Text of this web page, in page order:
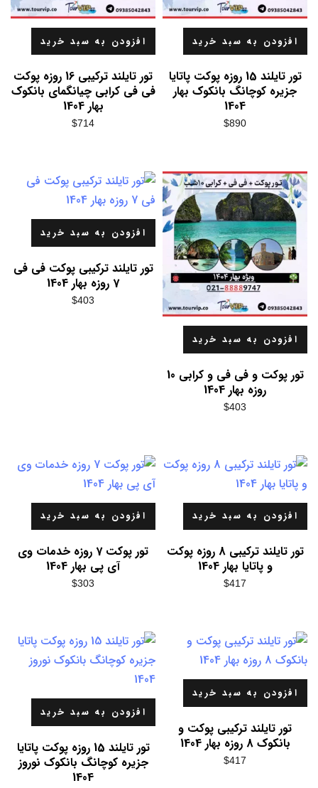
افزودن به سبد خرید
تور تایلند 15 روزه پوکت پاتایا
جزیره کوچانگ بانکوک بهار
1404
$890
افزودن به سبد خرید
تور تایلند ترکیبی 16 روزه پوکت
فی فی کرابی چیانگمای بانکوک
بهار 1404
$714
افزودن به سبد خرید
تور پوکت و فی فی و کرابی 10
روزه بهار 1404
$403
افزودن به سبد خرید
تور تایلند ترکیبی پوکت فی فی
7 روزه بهار 1404
$403
افزودن به سبد خرید
تور تایلند ترکیبی 8 روزه پوکت
و پاتایا بهار 1404
$417
افزودن به سبد خرید
تور پوکت 7 روزه خدمات وی
آی پی بهار 1404
$303
افزودن به سبد خرید
تور تایلند ترکیبی پوکت و
بانکوک 8 روزه بهار 1404
$417
افزودن به سبد خرید
تور تایلند 15 روزه پوکت پاتایا
جزیره کوچانگ بانکوک نوروز
1404